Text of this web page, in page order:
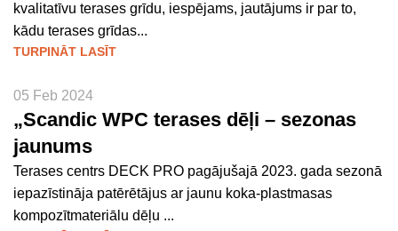
kvalitatīvu terases grīdu, iespējams, jautājums ir par to,
kādu terases grīdas...
TURPINĀT LASĪT
05 Feb 2024
„Scandic WPC terases dēļi – sezonas
jaunums
Terases centrs DECK PRO pagājušajā 2023. gada sezonā
iepazīstināja patērētājus ar jaunu koka-plastmasas
kompozītmateriālu dēļu ...